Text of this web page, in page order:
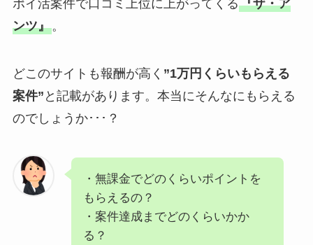
ポイ活案件で口コミ上位に上がってくる『ザ・ア
ンツ』。
どこのサイトも報酬が高く ”1万円くらいもらえる
案件” と記載があります。本当にそんなにもらえる
のでしょうか･･･？
・無課金でどのくらいポイントを
もらえるの？
・案件達成までどのくらいかか
る？